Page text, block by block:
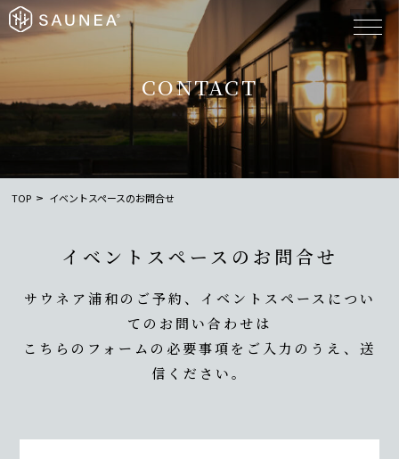
CONTACT
TOP イベントスペースのお問合せ
イベントスペースのお問合せ
サウネア浦和のご予約、イベントスペースについ
てのお問い合わせは
こちらのフォームの必要事項をご入力のうえ、送
信ください。